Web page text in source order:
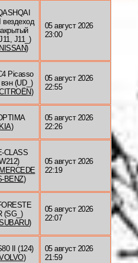
II вездеход
J11_)
)
05 август 2026
23:00
Picasso
I вэн (UD_)
)
05 август 2026
22:55
)
05 август 2026
22:26
CLASS
BENZ)
05 август 2026
22:19
(SG_)
)
05 август 2026
22:07
II (124)
)
05 август 2026
21:59